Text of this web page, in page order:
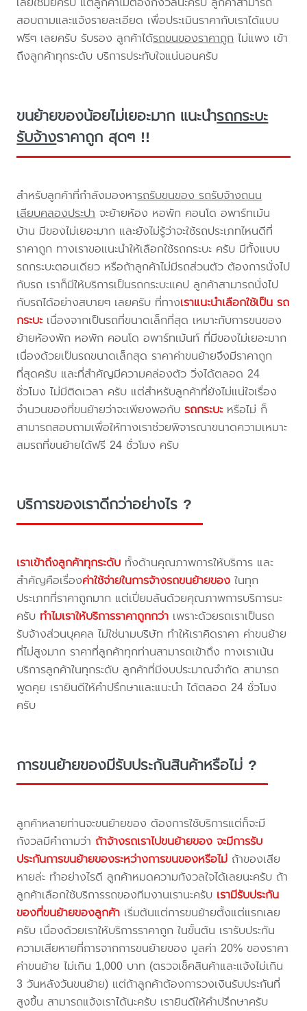
สอบถามและแจ้งรายละเอียด เพื่อประเมินราคากับเราได้แบบ
ฟรีๆ เลยครับ รับรอง ลูกค้าได้รถขนของราคาถูกไม่แพง เข้า
ถึงลูกค้าทุกระดับ บริการประทับใจแน่นอนครับ
ขนย้ายของน้อยไม่เยอะมาก แนะนำรถกระบะ
รับจ้างราคาถูก สุดๆ !!
สำหรับลูกค้าที่กำลังมองหารถรับขนของ รถรับจ้างถนน
เลียบคลองประปา จะย้ายห้อง หอพัก คอนโด อพาร์ทเม้น
บ้าน มีของไม่เยอะมาก และยังไม่รู้ว่าจะใช้รถประเภทไหนดีที่
ราคาถูก ทางเราขอแนะนำให้เลือกใช้รถกระบะ ครับ มีทั้งแบบ
รถกระบะตอนเดียว หรือถ้าลูกค้าไม่มีรถส่วนตัว ต้องการนั่งไป
กับรถ เราก็มีให้บริการเป็นรถกระบะแคป ลูกค้าสามารถนั่งไป
กับรถได้อย่างสบายๆ เลยครับ ที่ทางเราแนะนำเลือกใช้เป็น รถ
กระบะ เนื่องจากเป็นรถที่ขนาดเล็กที่สุด เหมาะกับการขนของ
ย้ายห้องพัก หอพัก คอนโด อพาร์ทเม้นท์ ที่มีของไม่เยอะมาก
เนื่องด้วยเป็นรถขนาดเล็กสุด ราคาค่าขนย้ายจึงมีราคาถูก
ที่สุดครับ และที่สำคัญมีความคล่องตัว วิ่งได้ตลอด 24
ชั่วโมง ไม่มีติดเวลา ครับ แต่สำหรับลูกค้าที่ยังไม่แน่ใจเรื่อง
จำนวนของที่ขนย้ายว่าจะเพียงพอกับรถกระบะ หรือไม่ ก็
สามารถสอบถามเพื่อให้ทางเราช่วยพิจารณาขนาดความเหมาะ
สมรถที่ขนย้ายได้ฟรี 24 ชั่วโมง ครับ
บริการของเราดีกว่าอย่างไร ?
เราเข้าถึงลูกค้าทุกระดับ ทั้งด้านคุณภาพการให้บริการ และ
สำคัญคือเรื่องค่าใช้จ่ายในการจ้างรถขนย้ายของ ในทุก
ประเภทที่ราคาถูกมาก แต่เปี่ยมล้นด้วยคุณภาพการบริการนะ
ครับ ทำไมเราให้บริการราคาถูกกว่า เพราะด้วยรถเราเป็นรถ
รับจ้างส่วนบุคคล ไม่ใช่นามบริษัท ทำให้เราคิดราคา ค่าขนย้าย
ที่ไม่สูงมาก ราคาที่ลูกค้าทุกท่านสามารถเข้าถึง ทางเราเน้น
บริการลูกค้าในทุกระดับ ลูกค้าที่มีงบประมาณจำกัด สามารถ
พูดคุย เรายินดีให้คำปรึกษาและแนะนำ ได้ตลอด 24 ชั่วโมง
ครับ
การขนย้ายของมีรับประกันสินค้าหรือไม่ ?
ลูกค้าหลายท่านจะขนย้ายของ ต้องการใช้บริการแต่ก็จะมี
กังวลมีคำถามว่า ถ้าจ้างรถเราไปขนย้ายของ จะมีการรับ
ประกันการขนย้ายของระหว่างการขนของหรือไม่ ถ้าของเสีย
หายล่ะ ทำอย่างไรดี ลูกค้าหมดความกังวลใจได้เลยนะครับ ถ้า
ลูกค้าเลือกใช้บริการรถของทีมงานเรานะครับ เรามีรับประกัน
ของที่ขนย้ายของลูกค้า เริ่มต้นแต่การขนย้ายตั้งแต่แรกเลย
ครับ เนื่องด้วยเราให้บริการราคาถูก ในขั้นต้น เรารับประกัน
ความเสียหายที่การจากการขนย้ายของ มูลค่า 20% ของราคา
ค่าขนย้าย ไม่เกิน 1,000 บาท (ตรวจเช็คสินค้าและแจ้งไม่เกิน
3 วันหลังวันขนย้าย) แต่ถ้าลูกค้าต้องการวงเงินรับประกันที่
สูงขึ้น สามารถแจ้งเราได้นะครับ เรายินดีให้คำปรึกษาครับ